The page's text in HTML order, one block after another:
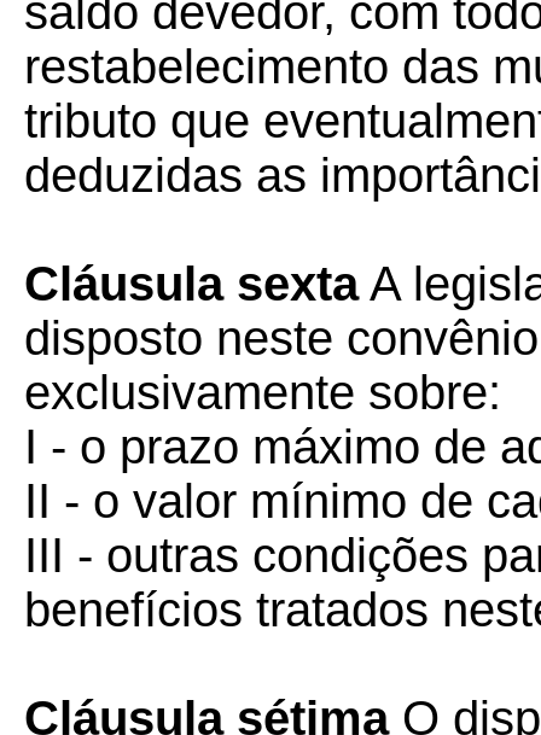
saldo devedor, com
restabelecimento das
tributo que
deduzidas as
Cláusula sextaA
disposto neste
exclusivamente sobre:
I - o prazo máximo de
II - o valor mínimo de
III - outras condições
benefícios tratados
Cláusula sétimaO